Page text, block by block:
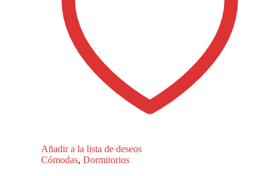
Añadir a la lista de deseos
Cómodas,Dormitorios